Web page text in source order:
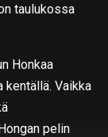
taulukossa
Honkaa
kentällä. Vaikka
pelin